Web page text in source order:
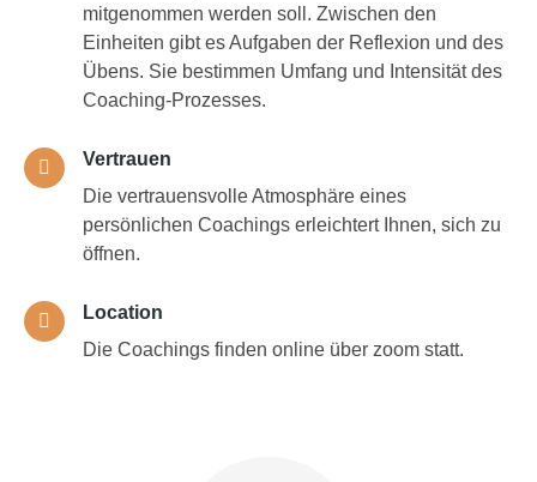
mitgenommen werden soll. Zwischen den
Einheiten gibt es Aufgaben der Reflexion und des
Übens. Sie bestimmen Umfang und Intensität des
Coaching-Prozesses.
Vertrauen
Die vertrauensvolle Atmosphäre eines
persönlichen Coachings erleichtert Ihnen, sich zu
öffnen.
Location
Die Coachings finden online über zoom statt.